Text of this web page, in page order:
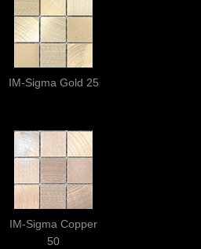
IM-Sigma Gold 25
IM-Sigma Copper
50